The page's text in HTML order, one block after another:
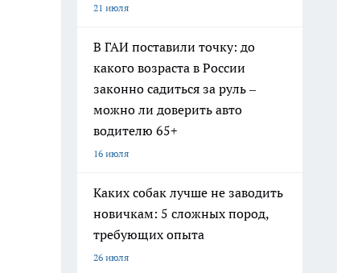
21 июля
В ГАИ поставили точку: до
какого возраста в России
законно садиться за руль –
можно ли доверить авто
водителю 65+
16 июля
Каких собак лучше не заводить
новичкам: 5 сложных пород,
требующих опыта
26 июля